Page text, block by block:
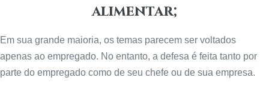
alimentar;
Em sua grande maioria, os temas parecem ser voltados
apenas ao empregado. No entanto, a defesa é feita tanto por
parte do empregado como de seu chefe ou de sua empresa.